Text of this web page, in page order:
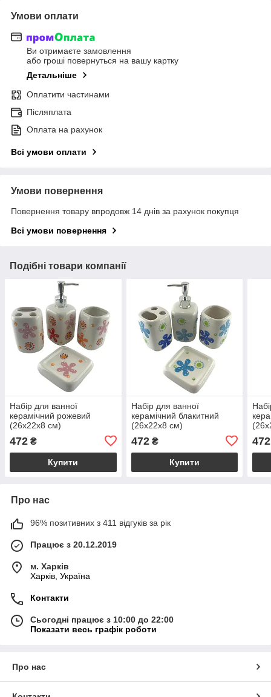
Умови оплати
Ви отримаєте замовлення
або гроші повернуться на вашу картку
Детальніше
Оплатити частинами
Післяплата
Оплата на рахунок
Всі умови оплати
Умови повернення
Повернення товару впродовж 14 днів за рахунок покупця
Всі умови повернення
Подібні товари компанії
Набір для ванної
керамічний рожевий
(26х22х8 см)
472 ₴
Купити
Набір для ванної
керамічний блакитний
(26х22х8 см)
472₴
Купити
472
Про нас
96% позитивних з 411 відгуків за рік
Працює з 20.12.2019
м. Харків
Харків, Україна
Контакти
Сьогодні працює з 10:00 до 22:00
Показати весь графік роботи
Про нас